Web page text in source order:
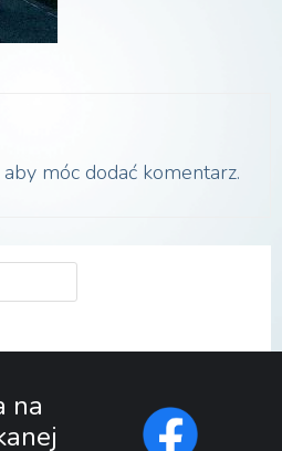
aby móc dodać komentarz.
na